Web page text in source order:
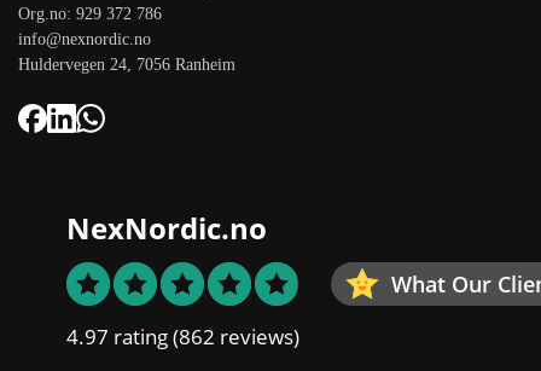
Org.no: 929 372 786
info@nexnordic.no
Huldervegen 24, 7056 Ranheim
NexNordic.no
What Our
4.97 rating(862 reviews)